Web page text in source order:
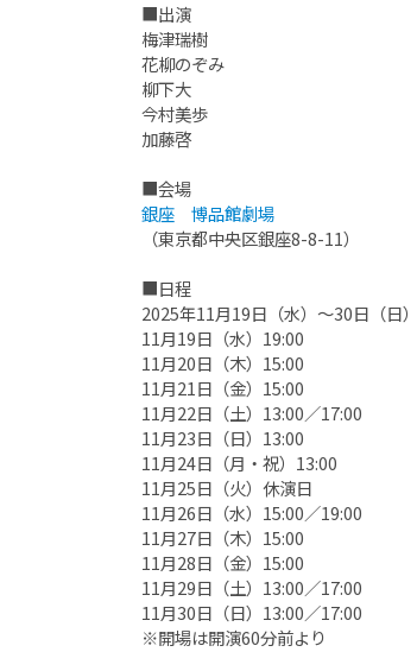
■出演
梅津瑞樹
花柳のぞみ
柳下大
今村美歩
加藤啓
■会場
銀座 博品館劇場
（東京都中央区銀座8-8-11）
■日程
2025年11月19日（水）〜30日（日）
11月19日（水）19:00
11月20日（木）15:00
11月21日（金）15:00
11月22日（土）13:00／17:00
11月23日（日）13:00
11月24日（月・祝）13:00
11月25日（火）休演日
11月26日（水）15:00／19:00
11月27日（木）15:00
11月28日（金）15:00
11月29日（土）13:00／17:00
11月30日（日）13:00／17:00
※開場は開演60分前より